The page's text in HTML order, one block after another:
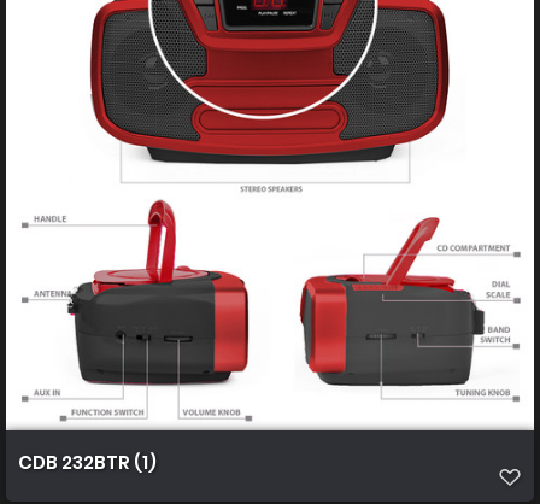
CDB 232BTR (1)